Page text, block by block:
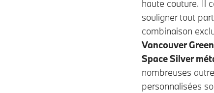
haute couture. Il
souligner tout
combinaison
Vancouver
Space Silver
nombreuses
personnalisées